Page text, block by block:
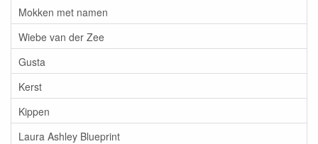
Mokken met namen
Wiebe van der Zee
Gusta
Kerst
Kippen
Laura Ashley Blueprint